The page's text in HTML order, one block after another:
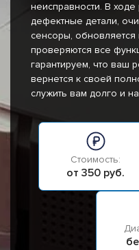
неисправности. В
дефектные детали,
сенсоры,
проверяются все
гарантируем, что ваш
вернется к своей
служить вам долго и
Стоимость:
от 350 руб.